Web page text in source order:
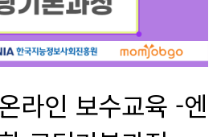
라인 보수교육 -엔